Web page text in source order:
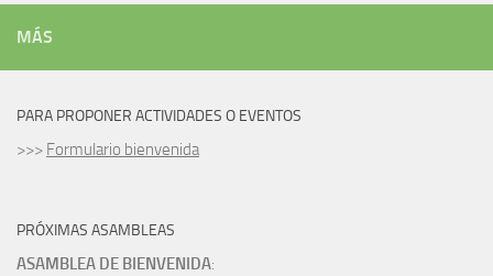
MÁS
PARA PROPONER ACTIVIDADES O EVENTOS
>>> Formulario bienvenida
PRÓXIMAS ASAMBLEAS
ASAMBLEA DE BIENVENIDA: